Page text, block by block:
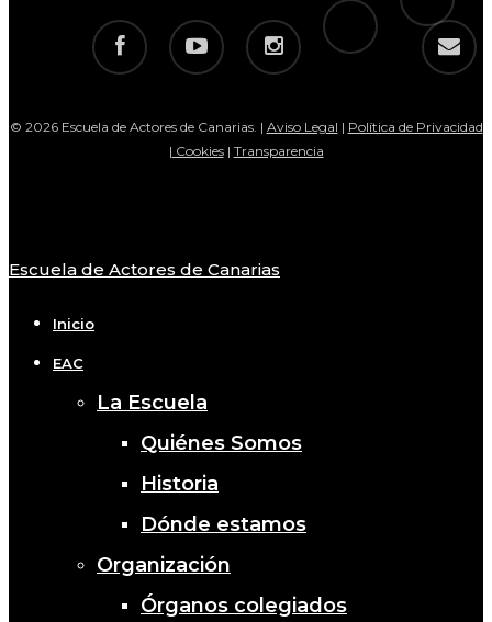
facebook youtube instagram
telegram
email
© 2026 Escuela de Actores de Canarias. | Aviso Legal | Política de Privacidad
| Cookies| Transparencia
Close
Escuela de Actores de Canarias
Inicio
EAC
La Escuela
Quiénes Somos
Historia
Dónde estamos
Organización
Órganos colegiados